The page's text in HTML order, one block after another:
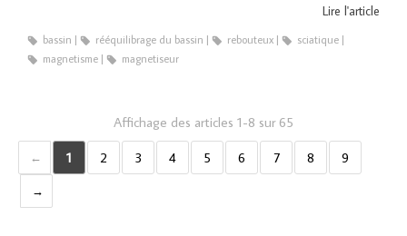
Lire l'article
bassin rééquilibrage du bassin rebouteux
sciatique
magnetisme
magnetiseur
Affichage des articles 1-8 sur 65
1 2 3 4 5 6 7 8 9